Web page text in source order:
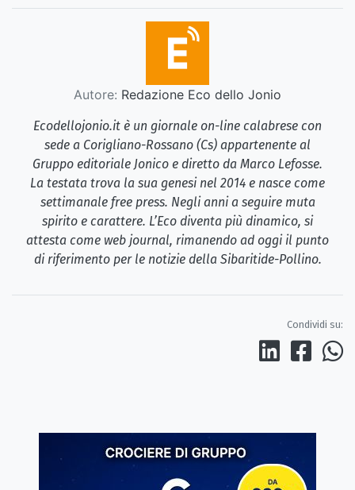
Autore: Redazione Eco dello Jonio
Ecodellojonio.it è un giornale on-line calabrese con
sede a Corigliano-Rossano (Cs) appartenente al
Gruppo editoriale Jonico e diretto da Marco Lefosse.
La testata trova la sua genesi nel 2014 e nasce come
settimanale free press. Negli anni a seguire muta
spirito e carattere. L’Eco diventa più dinamico, si
attesta come web journal, rimanendo ad oggi il punto
di riferimento per le notizie della Sibaritide-Pollino.
Condividi su: